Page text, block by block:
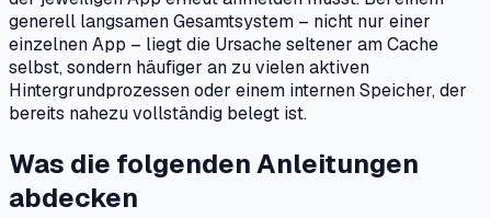
generell langsamen Gesamtsystem – nicht nur einer
einzelnen App – liegt die Ursache seltener am Cache
selbst, sondern häufiger an zu vielen aktiven
Hintergrundprozessen oder einem internen Speicher, der
bereits nahezu vollständig belegt ist.
Was die folgenden Anleitungen
abdecken